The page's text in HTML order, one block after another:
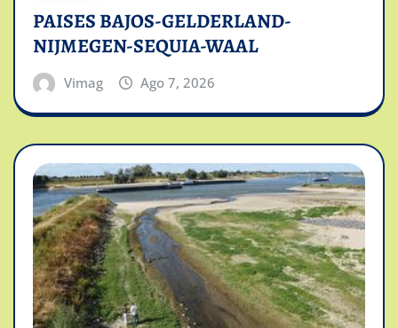
PAISES BAJOS-GELDERLAND-
NIJMEGEN-SEQUIA-WAAL
Vimag Ago 7, 2026